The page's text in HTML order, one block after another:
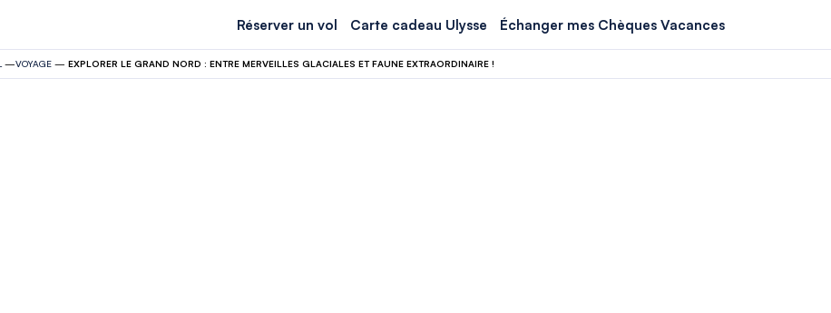
Réserver un vol Carte cadeau Ulysse Échanger mes Chèques Vacances
—VOYAGE— EXPLORER LE GRAND NORD : ENTRE MERVEILLES GLACIALES ET FAUNE EXTRAORDINAIRE !